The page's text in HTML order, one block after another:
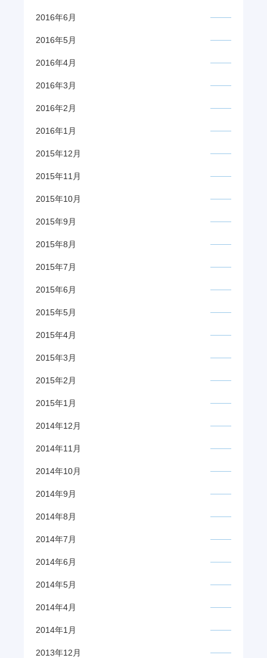
2016年6月
2016年5月
2016年4月
2016年3月
2016年2月
2016年1月
2015年12月
2015年11月
2015年10月
2015年9月
2015年8月
2015年7月
2015年6月
2015年5月
2015年4月
2015年3月
2015年2月
2015年1月
2014年12月
2014年11月
2014年10月
2014年9月
2014年8月
2014年7月
2014年6月
2014年5月
2014年4月
2014年1月
2013年12月